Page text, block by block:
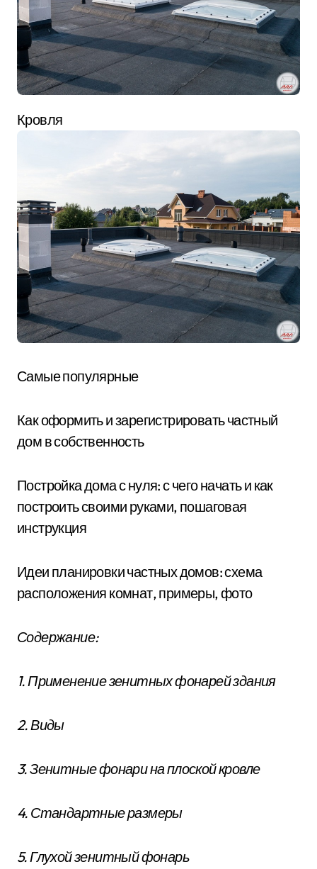
Кровля
Самые популярные
Как оформить и зарегистрировать частный
дом в собственность
Постройка дома с нуля: с чего начать и как
построить своими руками, пошаговая
инструкция
Идеи планировки частных домов: схема
расположения комнат, примеры, фото
Содержание:
1. Применение зенитных фонарей здания
2. Виды
3. Зенитные фонари на плоской кровле
4. Стандартные размеры
5. Глухой зенитный фонарь